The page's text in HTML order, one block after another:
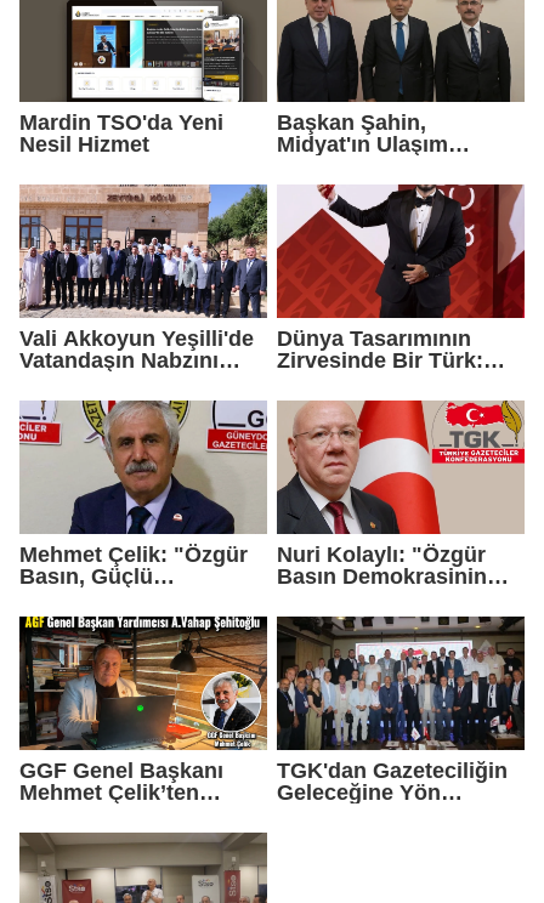
Mardin TSO'da Yeni
Nesil Hizmet
Başkan Şahin,
Midyat'ın Ulaşım
Taşıdı
Vali Akkoyun Yeşilli'de
Vatandaşın Nabzını
Dünya Tasarımının
Zirvesinde Bir Türk:
Ayanoğlu'na İtalya'dan
Birincilik Ödülü
Mehmet Çelik: "Özgür
Basın, Güçlü
Teminatıdır"
Nuri Kolaylı: "Özgür
Basın Demokrasinin
GGF Genel Başkanı
Mehmet Çelik’ten
Şehitoğlu’na Yapılan
Saldırıya Sert Tepki
TGK'dan Gazeteciliğin
Geleceğine Yön